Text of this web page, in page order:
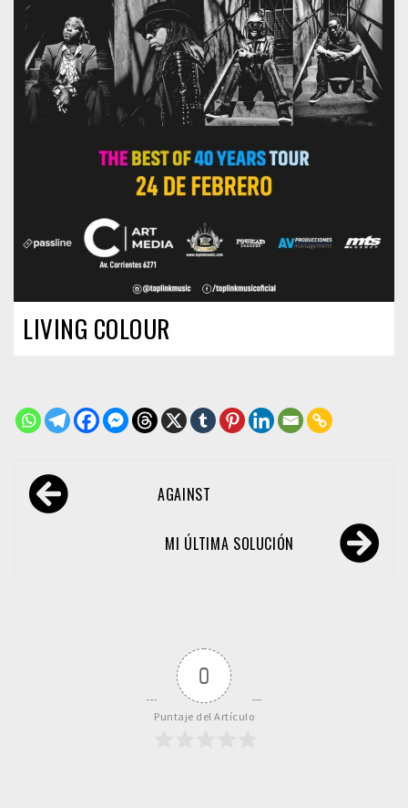
LIVING COLOUR
Navegación
de AGAINST
MI ÚLTIMA SOLUCIÓN
0
Puntaje del Artículo